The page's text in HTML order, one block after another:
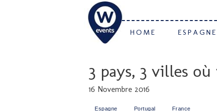
HOME ESPAGNE
3 pays, 3 villes
16 Novembre 2016